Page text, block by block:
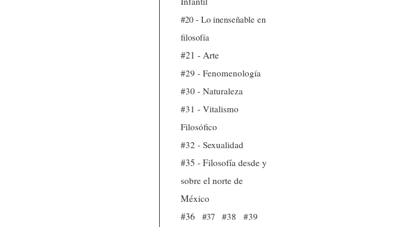
#20 - Lo inenseñable en
filosofía
#21 - Arte
#29 - Fenomenología
#30 - Naturaleza
#31 - Vitalismo
Filosófico
#32 - Sexualidad
#35 - Filosofía desde y
sobre el norte de
México
#36
#37 #38
#39